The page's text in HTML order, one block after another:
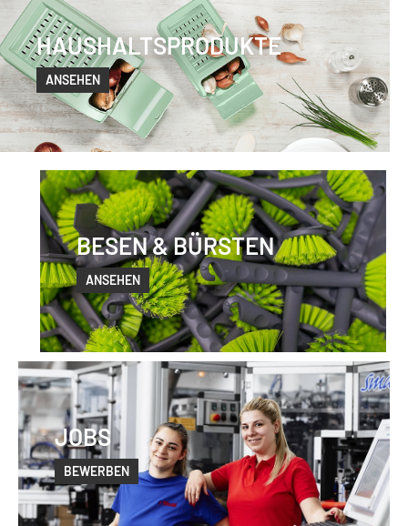
HAUSHALTSPRODUKTE
ANSEHEN
BESEN & BÜRSTEN
ANSEHEN
JOBS
BEWERBEN